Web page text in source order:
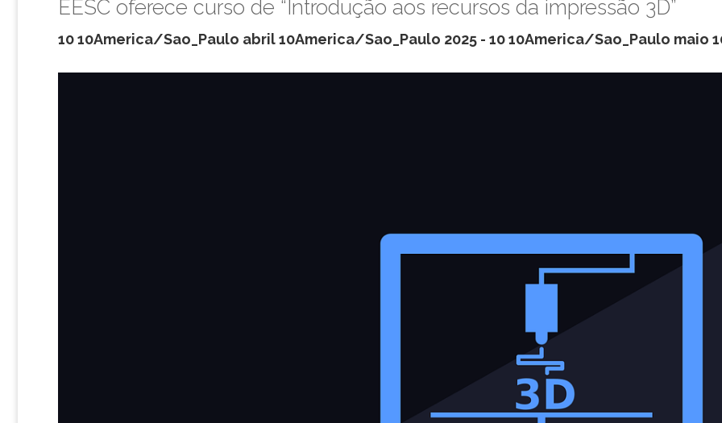
EESC oferece curso de “Introdução aos recursos da impressão 3D”
10 10America/Sao_Paulo abril 10America/Sao_Paulo 2025 - 10 10America/Sao_Paulo maio